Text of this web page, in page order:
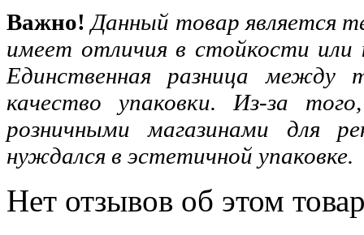
Важно! Данный товар является
имеет отличия в стойкости
Единственная разница
качество упаковки. Из-за
розничными магазинами для
нуждался в эстетичной упаковке.
Нет отзывов об этом